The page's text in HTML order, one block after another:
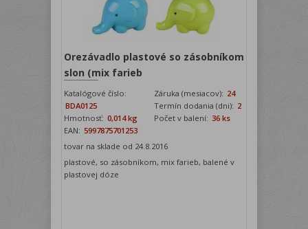
Orezávadlo plastové so zásobníkom
slon (mix farieb
Katalógové číslo:
BDA0125
Záruka (mesiacov): 24
Termín dodania (dni): 2
Hmotnosť: 0,014 kg Počet v balení: 36 ks
EAN: 5997875701253
tovar na sklade od 24.8.2016
plastové, so zásobníkom, mix farieb, balené v
plastovej dóze